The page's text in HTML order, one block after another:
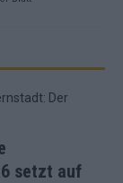
setzt auf